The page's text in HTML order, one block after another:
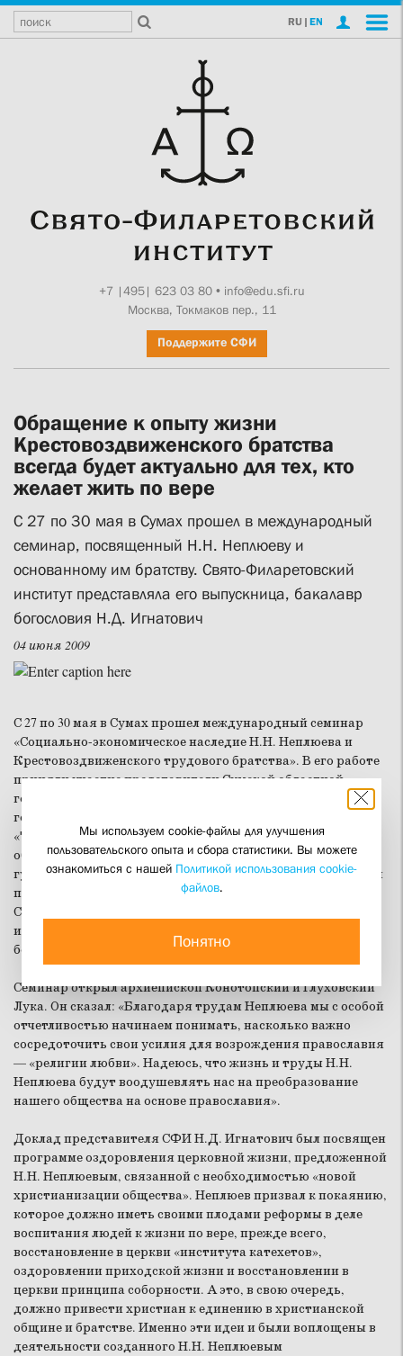
RU | EN
+7 |495| 623 03 80• info@edu.sfi.ru
Москва, Токмаков пер., 11
Поддержите СФИ
Обращение к опыту жизни
Крестовоздвиженского братства
всегда будет актуально для тех, кто
желает жить по вере
С 27 по 30 мая в Сумах прошел в международный
семинар, посвященный Н.Н. Неплюеву и
основанному им братству. Свято-Филаретовский
институт представляла его выпускница, бакалавр
богословия Н.Д. Игнатович
04 июня 2009
С 27 по 30 мая в Сумах прошел международный семинар
«Социально-экономическое наследие Н.Н. Неплюева и
Крестовоздвиженского трудового братства». В его работе
приняли участие представители Сумской областной
государственной администрации, Сумского
государственного университета, народного музея
«Трудовое братство Н.Н. Неплюева», Сумской областной
общественной организации «Центр социально-
гуманитарного развития «Ридный край», исследователи и
потомки братчиков Крестовоздвиженского братства.
Свято-Филаретовский православно-христианский
институт представляла его выпускница, бакалавр
богословия Н.Д. Игнатович.
Семинар открыл архиепископ Конотопский и Глуховский
Лука. Он сказал: «Благодаря трудам Неплюева мы с особой
отчетливостью начинаем понимать, насколько важно
сосредоточить свои усилия для возрождения православия
— «религии любви». Надеюсь, что жизнь и труды Н.Н.
Неплюева будут воодушевлять нас на преобразование
нашего общества на основе православия».
Доклад представителя СФИ Н.Д. Игнатович был посвящен
программе оздоровления церковной жизни, предложенной
Н.Н. Неплюевым, связанной с необходимостью «новой
христианизации общества». Неплюев призвал к покаянию,
которое должно иметь своими плодами реформы в деле
воспитания людей к жизни по вере, прежде всего,
восстановление в церкви «института катехетов»,
оздоровлении приходской жизни и восстановлении в
церкви принципа соборности. А это, в свою очередь,
должно привести христиан к единению в христианской
общине и братстве. Именно эти идеи и были воплощены в
деятельности созданного Н.Н. Неплюевым
Мы используем cookie-файлы для улучшения
пользовательского опыта и сбора статистики. Вы можете
ознакомиться с нашей Политикой использования cookie-
файлов.
Понятно